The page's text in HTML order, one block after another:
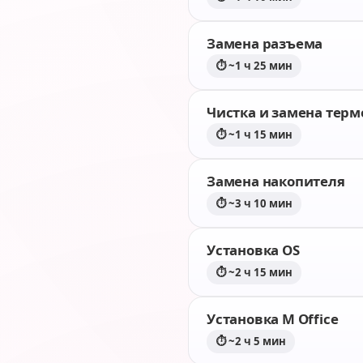
Замена разъема
⏱ ~1 ч 25 мин
Чистка и замена
⏱ ~1 ч 15 мин
Замена накопителя
⏱ ~3 ч 10 мин
Установка OS
⏱ ~2 ч 15 мин
Установка M Office
⏱ ~2 ч 5 мин